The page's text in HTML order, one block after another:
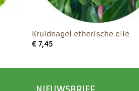
Kruidnagel etherische olie
€7,45